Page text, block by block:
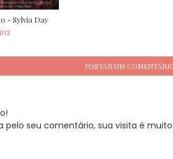
- Sylvia Day
POSTAR UM
pelo seu comentário, sua visita é